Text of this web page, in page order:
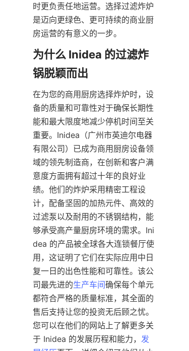
时更负责任地运营。选择过滤炸炉
是迈向更绿色、更可持续的商业厨
房运营的有意义的一步。
为什么 Inidea 的过滤炸
在为您的商用厨房选择炸炉时，设
备的质量和可靠性对于确保长期性
能和最大限度地减少停机时间至关
重要。Inidea（广州市英迪尔电器
有限公司）已成为商用厨房设备领
域的领先制造商，在创新和客户满
意度方面拥有超过十年的良好业
绩。他们的炸炉采用精密工程设
计，配备坚固的加热元件、高效的
过滤泵以及耐用的不锈钢结构，能
够承受高产量厨房环境的需求。Ini
dea 的产品被全球各大连锁餐厅使
用，这证明了它们在实际应用中日
复一日的出色性能和可靠性。该公
司最先进的生产车间确保每个单元
都符合严格的质量标准，其全面的
售后支持让您的投资无后顾之忧。
您可以在他们的网站上了解更多关
于 Inidea 的发展历程和能力， 发